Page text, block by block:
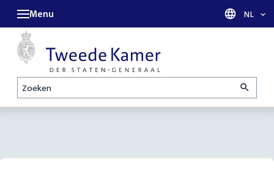
Zoeken
Menu Taal
NL